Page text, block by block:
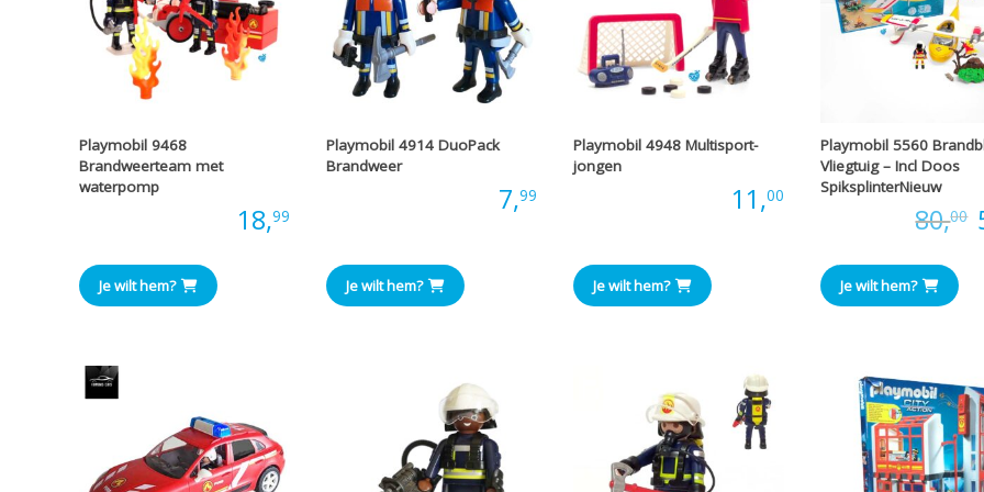
Playmobil 9468
Brandweerteam met
waterpomp
18,99
Je wilt hem?
Playmobil 4914 DuoPack
Brandweer
7,99
Je wilt hem?
Playmobil 4948 Multisport-
jongen
11,00
Je wilt hem?
Playmobil 5560
Vliegtuig – Incl Doos
SpiksplinterNieuw
80,00
Je wilt hem?